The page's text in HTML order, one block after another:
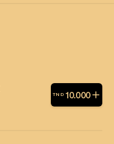
TND 10.000